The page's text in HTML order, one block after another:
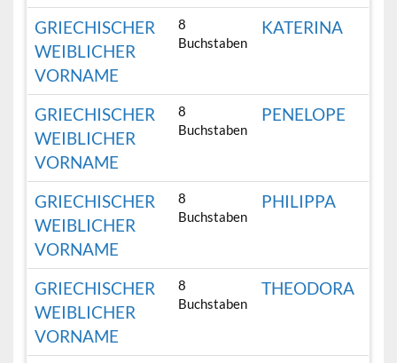
GRIECHISCHER
WEIBLICHER
VORNAME
8
Buchstaben
KATERINA
GRIECHISCHER
WEIBLICHER
VORNAME
8
Buchstaben
PENELOPE
GRIECHISCHER
WEIBLICHER
VORNAME
8
Buchstaben
PHILIPPA
GRIECHISCHER
WEIBLICHER
VORNAME
8
Buchstaben
THEODORA